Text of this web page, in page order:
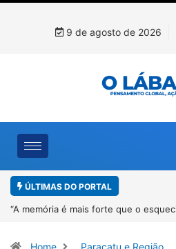
9 de agosto de 2026
ÚLTIMAS DO PORTAL
4º Fliparacatu tem inscrições
Home Paracatu e Região